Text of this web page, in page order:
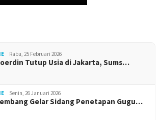
Rabu, 25 Februari 2026
Tutup Usia di Jakarta, Sums…
Senin, 26 Januari 2026
Gelar Sidang Penetapan Gugu…